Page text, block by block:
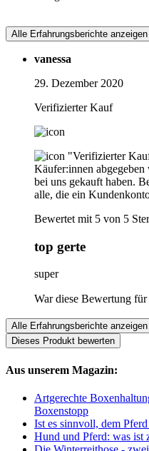
Alle Erfahrungsberichte anzeigen
vanessa
29. Dezember 2020
Verifizierter Kauf
"Verifizierter
Käufer:innen abgegeben
bei uns gekauft haben.
alle, die ein
Bewertet mit 5 von 5
top gerte
super
War diese Bewertung
Alle Erfahrungsberichte anzeigen
Dieses Produkt bewerten
Aus unserem Magazin:
Artgerechte
Boxenstopp
Ist es sinnvoll, dem
Hund und Pferd: was ist